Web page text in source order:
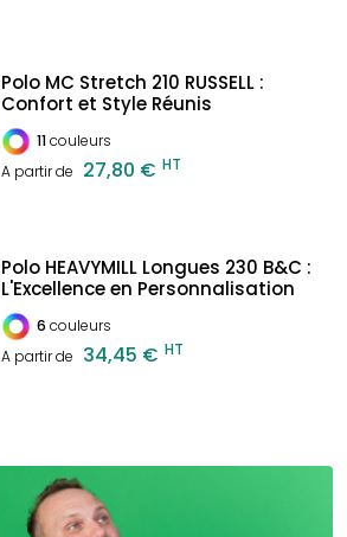
Polo MC Stretch 210 RUSSELL :
Confort et Style Réunis
11couleurs
A partir de 27,80 € HT
Polo HEAVYMILL Longues 230 B&C :
L'Excellence en Personnalisation
6 couleurs
A partir de 34,45 € HT